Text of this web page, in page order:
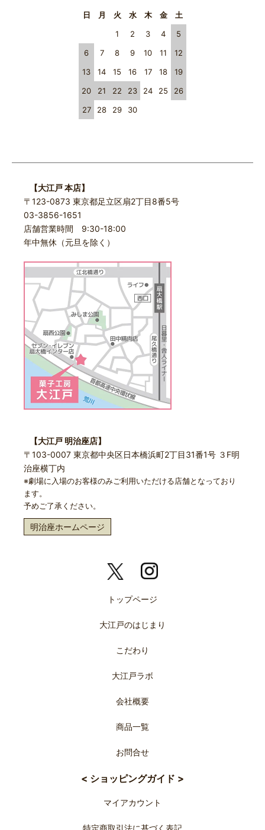
日 月 火 水 木 金
土
1
2 3 4
5
6
7 8 9 10 11
12
13
14 15 16 17 18
19
20
21 22 23 24 25
26
27
28 29 30
【大江戸 本店】
〒123-0873 東京都足立区扇2丁目8番5号
03-3856-1651
店舗営業時間 9:30-18:00
年中無休（元旦を除く）
【大江戸 明治座店】
〒103-0007 東京都中央区日本橋浜町2丁目31番1号 ３F明
治座横丁内
※劇場に入場のお客様のみご利用いただける店舗となっており
ます。
予めご了承ください。
明治座ホームページ
トップページ
大江戸のはじまり
こだわり
大江戸ラボ
会社概要
商品一覧
お問合せ
< ショッピングガイド >
マイアカウント